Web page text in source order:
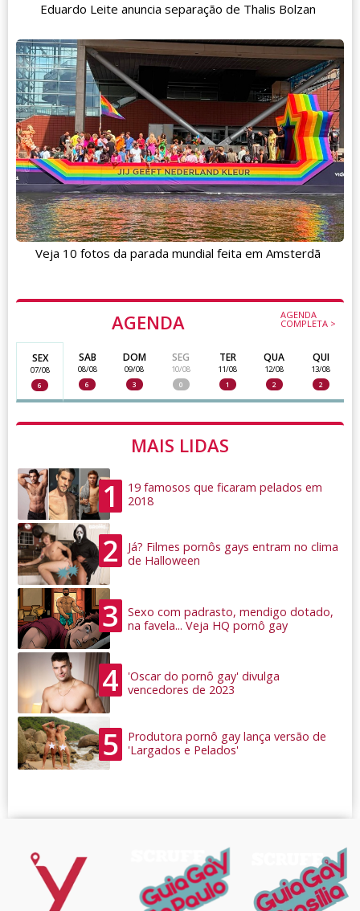
AGENDA AGENDA
COMPLETA >
SEX
07/08
6
SAB
08/08
6
DOM
09/08
3
SEG
10/08
0
TER
11/08
1
QUA
12/08
2
QUI
13/08
2
MAIS LIDAS
1
19 famosos que ficaram pelados em
2018
2
Já? Filmes pornôs gays entram no clima
de Halloween
3
Sexo com padrasto, mendigo dotado,
na favela... Veja HQ pornô gay
4
'Oscar do pornô gay' divulga
vencedores de 2023
5
Produtora pornô gay lança versão de
'Largados e Pelados'
Eduardo Leite anuncia separação de Thalis Bolzan
Veja 10 fotos da parada mundial feita em Amsterdã